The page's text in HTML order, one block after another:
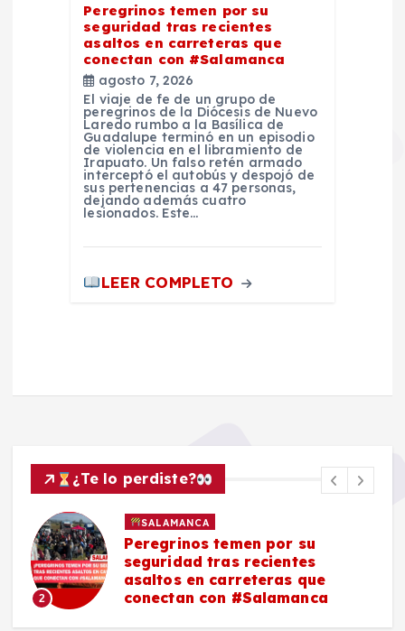
Peregrinos temen por su
seguridad tras recientes
asaltos en carreteras que
conectan con #Salamanca
agosto 7, 2026
El viaje de fe de un grupo de
peregrinos de la Diócesis de Nuevo
Laredo rumbo a la Basílica de
Guadalupe terminó en un episodio
de violencia en el libramiento de
Irapuato. Un falso retén armado
interceptó el autobús y despojó de
sus pertenencias a 47 personas,
dejando además cuatro
lesionados. Este…
LEER COMPLETO
¿Te lo perdiste?
2
SALAMANCA
Peregrinos temen por su
seguridad tras recientes
asaltos en carreteras que
conectan con #Salamanca